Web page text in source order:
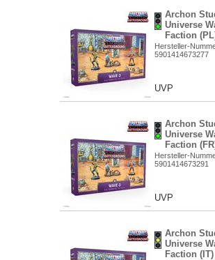
Archon
Universe
Faction
Hersteller-
5901414673277
UVP
Archon
Universe
Faction
Hersteller-
5901414673291
UVP
Archon
Universe
Faction